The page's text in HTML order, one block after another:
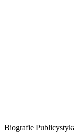
Biografie